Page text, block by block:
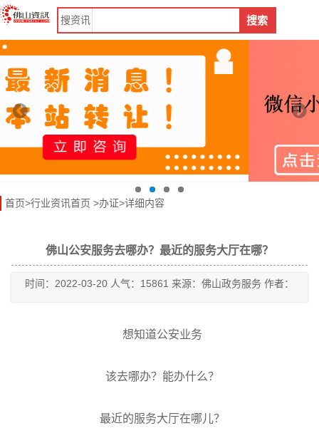
搜资讯 搜索
首页>行业资讯首页 >办证>详细内容
佛山公安服务去哪办？最近的服务大厅在哪？
时间：2022-03-20 人气：15861 来源：佛山政务服务 作者：
想知道公安业务
该去哪办？能办什么？
最近的服务大厅在哪儿？